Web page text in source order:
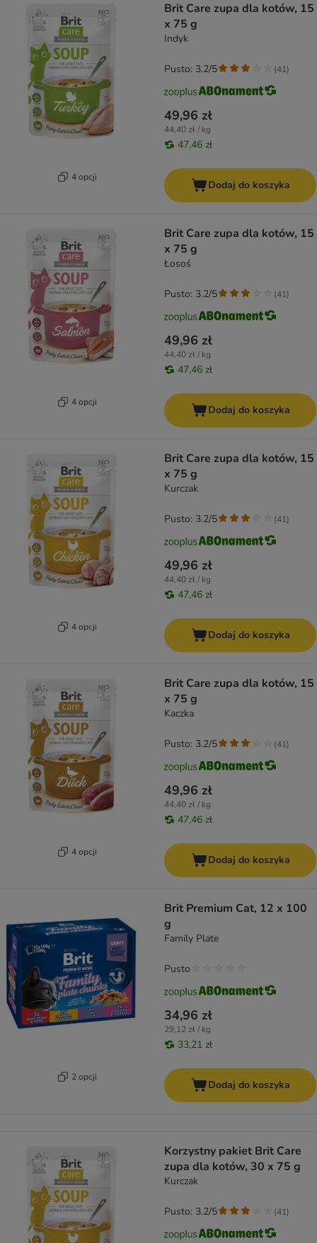
4 opcji
Brit Care zupa dla kotów, 15
x 75 g
Indyk
49,96 zł
44,40 zł / kg
47,46 zł
Pusto: 3.2/5 (41)
Dodaj do koszyka
4 opcji
Brit Care zupa dla kotów, 15
x 75 g
Łosoś
49,96 zł
44,40 zł / kg
47,46 zł
Pusto: 3.2/5 (41)
Dodaj do koszyka
4 opcji
Brit Care zupa dla kotów, 15
x 75 g
Kurczak
49,96 zł
44,40 zł / kg
47,46 zł
Pusto: 3.2/5 (41)
Dodaj do koszyka
4 opcji
Brit Care zupa dla kotów, 15
x 75 g
Kaczka
49,96 zł
44,40 zł / kg
47,46 zł
Pusto: 3.2/5 (41)
Dodaj do koszyka
2 opcji
Brit Premium Cat, 12 x 100
g
Family Plate
34,96 zł
29,12 zł / kg
33,21 zł
Pusto
Dodaj do koszyka
Korzystny pakiet Brit Care
zupa dla kotów, 30 x 75 g
Kurczak
Pusto: 3.2/5 (41)